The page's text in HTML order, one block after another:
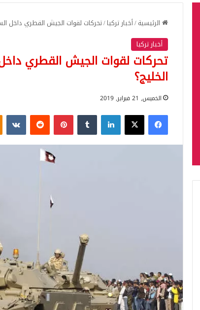
الرئيسية/أخبار تركيا/تحركات لقوات الجيش القطري داخل
أخبار تركيا
تحركات لقوات الجيش القطري
الخليج؟
الخميس, 21 فبراير, 2019
فيسبوك‫X لينكدإن بينتيريست